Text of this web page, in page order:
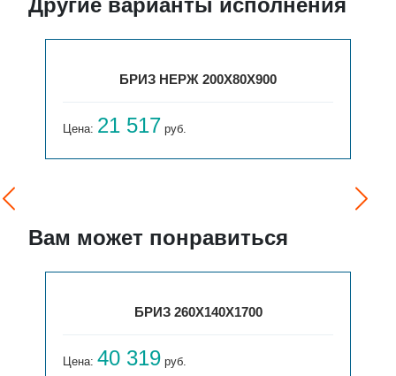
Другие варианты исполнения
БРИЗ НЕРЖ 200Х80Х1000
Цена: 23 444
Вам может понравиться
ВЕРТ. ГАРМОНИЯ С40 2-